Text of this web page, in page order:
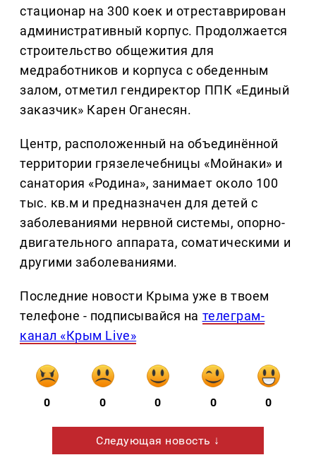
стационар на 300 коек и отреставрирован
административный корпус. Продолжается
строительство общежития для
медработников и корпуса с обеденным
залом, отметил гендиректор ППК «Единый
заказчик» Карен Оганесян.
Центр, расположенный на объединённой
территории грязелечебницы «Мойнаки» и
санатория «Родина», занимает около 100
тыс. кв.м и предназначен для детей с
заболеваниями нервной системы, опорно-
двигательного аппарата, соматическими и
другими заболеваниями.
Последние новости Крыма уже в твоем
телефоне - подписывайся на телеграм-
канал «Крым Live»
0 0 0 0 0
Следующая новость ↓